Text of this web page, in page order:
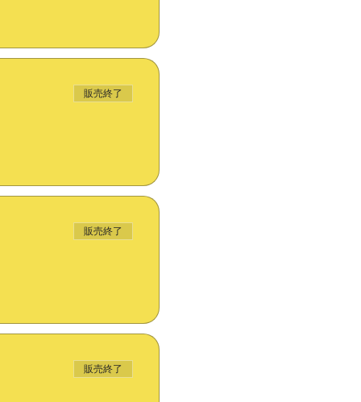
販売終了
販売終了
販売終了